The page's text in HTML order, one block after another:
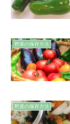
野菜の保存方法
野菜の保存方法